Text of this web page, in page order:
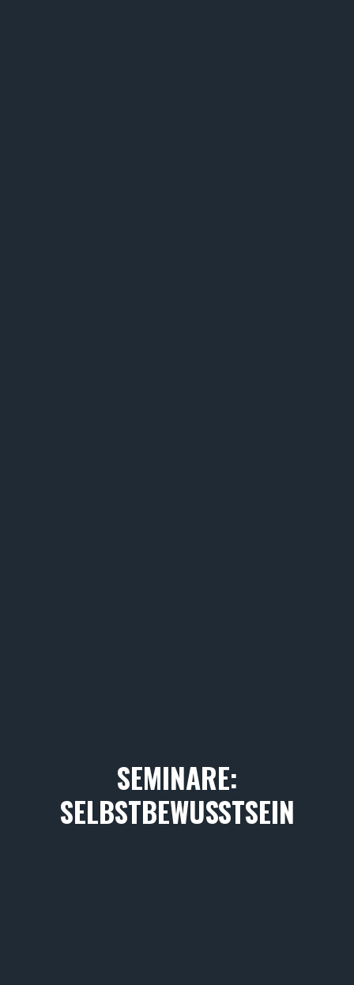
SEMINARE:
SELBSTBEWUSSTSEIN